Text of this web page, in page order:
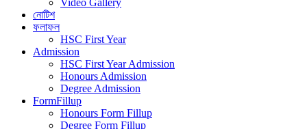
নোটিশ
ফলাফল
HSC First Year
Admission
HSC First Year Admission
Honours Admission
Degree Admission
FormFillup
Honours Form Fillup
Degree Form Fillup